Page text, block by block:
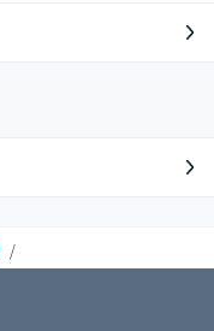
/